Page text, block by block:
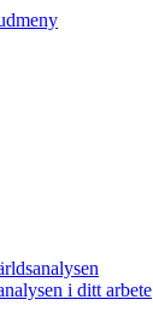
i ditt arbete